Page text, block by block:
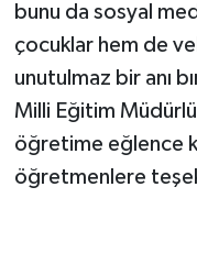
bunu da sosyal
çocuklar hem de
unutulmaz bir anı
Milli Eğitim
öğretime eğlence
öğretmenlere